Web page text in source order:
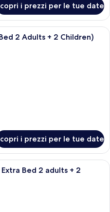
i prezzi per le tue date
Una camera d'albergo moderna con
2 Adults + 2 Children)
i prezzi per le tue date
Una camera d'albergo con un letto,
Bed 2 adults + 2